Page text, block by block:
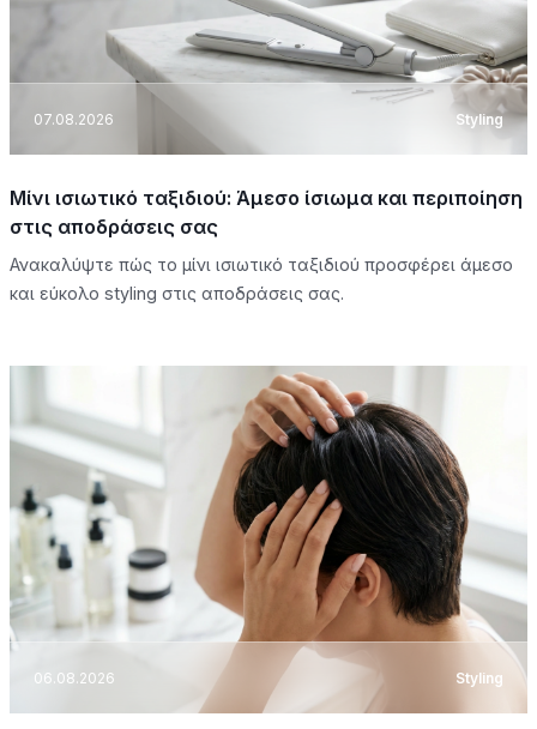
07.08.2026 Styling
Μίνι ισιωτικό ταξιδιού: Άμεσο ίσιωμα και περιποίηση
στις αποδράσεις σας
Ανακαλύψτε πώς το μίνι ισιωτικό ταξιδιού προσφέρει άμεσο
και εύκολο styling στις αποδράσεις σας.
06.08.2026 Styling